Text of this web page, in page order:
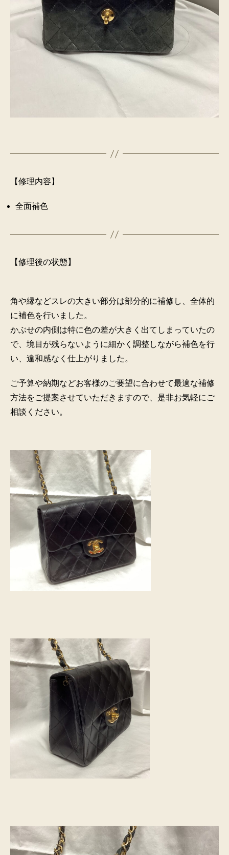
【修理内容】
全面補色
【修理後の状態】
角や縁などスレの大きい部分は部分的に補修し、全体的
に補色を行いました。
かぶせの内側は特に色の差が大きく出てしまっていたの
で、境目が残らないように細かく調整しながら補色を行
い、違和感なく仕上がりました。
ご予算や納期などお客様のご要望に合わせて最適な補修
方法をご提案させていただきますので、是非お気軽にご
相談ください。